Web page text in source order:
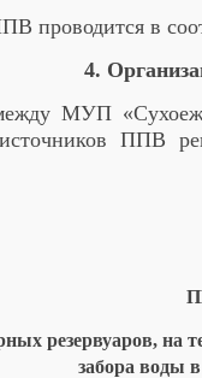
проводится в
4.
МУП
ППВ
резервуаров, на
забора воды